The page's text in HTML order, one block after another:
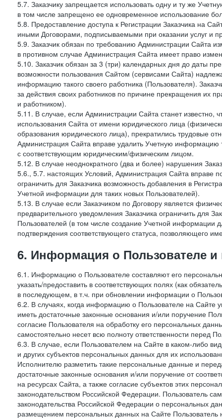
5.7. Заказчику запрещается использовать одну и ту же
в том числе запрещено ее одновременное использование
5.8. Предоставление доступа к Регистрации Заказчика на
иными Договорами, подписываемыми при оказании услуг и
5.9. Заказчик обязан по требованию Администрации Сайта
в противном случае Администрация Сайта имеет право
5.10. Заказчик обязан за 3 (три) календарных дня до даты
возможности пользования Сайтом (сервисами Сайта)
информацию такого своего работника (Пользователя).
за действия своих работников по причине прекращения их
и работником).
5.11. В случае, если Администрации Сайта станет
использования Сайта от имени юридического лица
образования юридического лица), прекратились трудовые
Администрация Сайта вправе удалить Учетную информацию
с соответствующим юридическим/физическим лицом.
5.12. В случае неоднократного (два и более) нарушения
5.6., 5.7. настоящих Условий, Администрация Сайта вправе
ограничить для Заказчика возможность добавления в
Учетной информации для таких новых Пользователей).
5.13. В случае если Заказчиком по Договору является
предварительного уведомления Заказчика ограничить для
Пользователей (в том числе создание Учетной информации
подтверждения соответствующего статуса, позволяющего
6. Информация о Пользователе
6.1. Информацию о Пользователе составляют его
указать/предоставить в соответствующих полях (как
в последующем, в т.ч. при обновлении информации о
6.2. В случаях, когда информацию о Пользователе на Сайте
иметь достаточные законные основания и/или поручение
согласие Пользователя на обработку его персональных
самостоятельно несет всю полноту ответственности перед
6.3. В случае, если Пользователем на Сайте в каком-либо
и других субъектов персональных данных для их
Исполнителю разметить такие персональные данные и
достаточные законные основания и/или поручение от
на ресурсах Сайта, а также согласие субъектов этих
законодательством Российской Федерации. Пользователь
законодательства Российской Федерации о персональных
размещением персональных данных на Сайте Пользователь